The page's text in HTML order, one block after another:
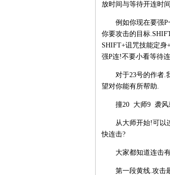
放时间与等待开连时
例如你现在要强P一
你要攻击的目标
SHIFT+诅咒技能定
强P连!不要小看等待
对于23号的作者.我
望对你能有所帮助.
撞20 大师9 袭风
从大师开始!可以连
快连击?
大家都知道连击有
第一段黄线.攻击